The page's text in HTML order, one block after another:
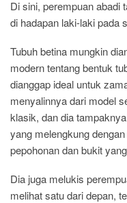
Di sini, perempuan abadi
di hadapan laki-laki pada
Tubuh betina mungkin
modern tentang bentuk
dianggap ideal untuk
menyalinnya dari model
klasik, dan dia
yang melengkung
pepohonan dan bukit
Dia juga melukis
melihat satu dari depan,